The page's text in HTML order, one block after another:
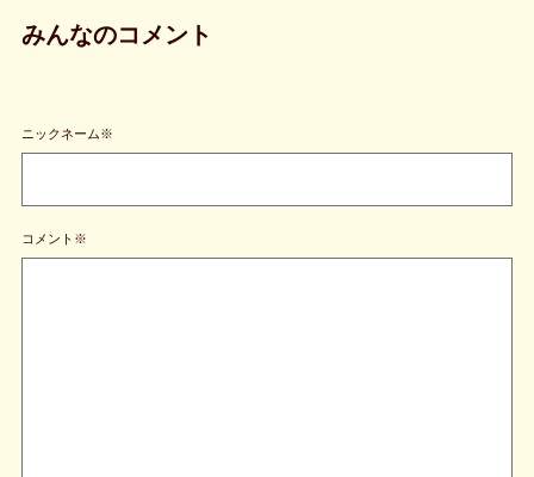
みんなのコメント
ニックネーム※
コメント※